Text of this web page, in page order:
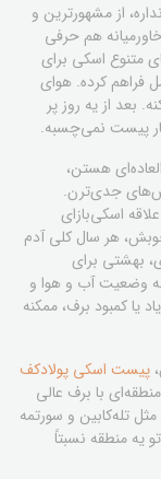
از مشهورترین و
هم حرفی
متنوع اسکی برای
فراهم کرده. هوای
بعد از یه روز پر
پیست نمی‌چسبه.
هستن،
جدی‌ترن.
اسکی‌بازای
هر سال کلی آدم
بهشتی برای
وضعیت آب و هوا و
یا کمبود برف، ممکنه
پیست اسکی پولادکف
با برف عالی
تله‌کابین و سورتمه
یه منطقه نسبتاً